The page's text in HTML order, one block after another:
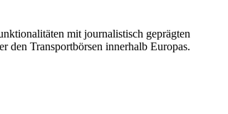
mit journalistisch geprägten
den Transportbörsen innerhalb Europas.